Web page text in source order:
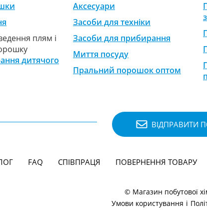
плям і
дитячого
Аксесуари
Засоби для техніки
Засоби для прибирання
Миття посуду
Пральний порошок оптом
ВІДПРАВИТИ
FAQ СПІВПРАЦЯ ПОВЕРНЕННЯ ТОВАРУ
© Магазин побутової
Умови користування і